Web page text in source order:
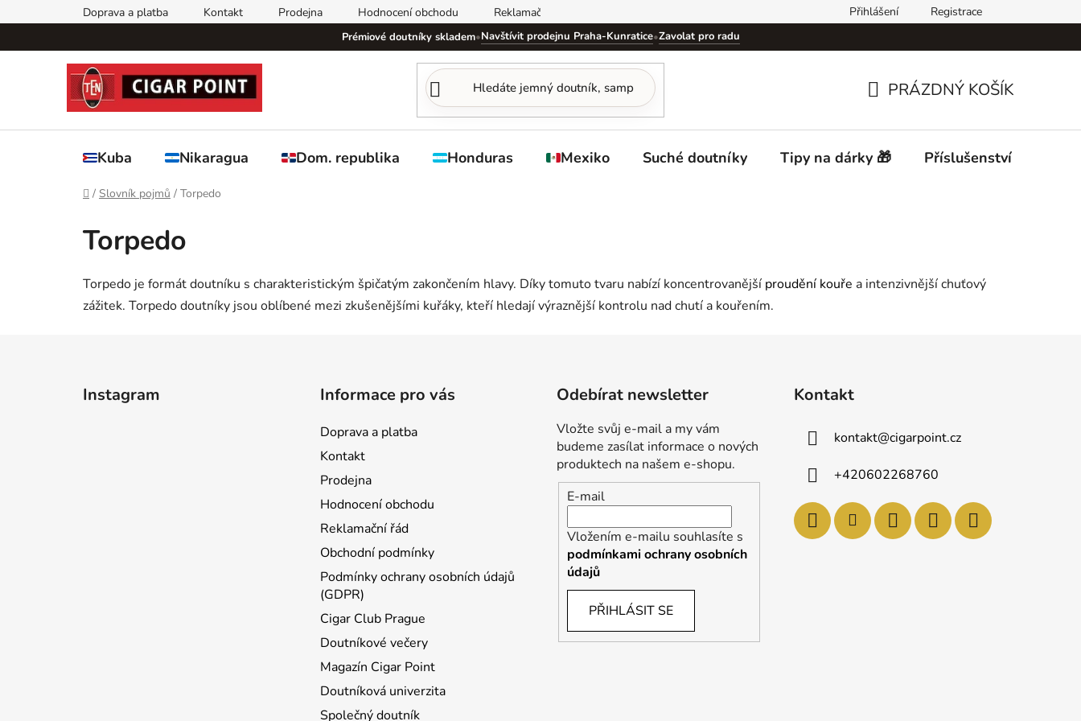
na
Doprava a platba Kontakt Prodejna Hodnocení obchodu Reklamační řád Podmínky ochrany osobních údajů (GDPR)
Přihlášení Registrace
Prémiové doutníky skladem•Navštívit prodejnu Praha-Kunratice•Zavolat pro radu
KOŠÍK
PRÁZDNÝ KOŠÍK
Kuba Nikaragua Dom. republika Honduras Mexiko Suché doutníky Tipy na dárky 🎁 Příslušenství
Domů
/ Slovník pojmů / Torpedo
Torpedo
Torpedo je formát doutníku s charakteristickým špičatým zakončením hlavy. Díky tomuto tvaru nabízí koncentrovanější proudění kouře a intenzivnější chuťový
zážitek. Torpedo doutníky jsou oblíbené mezi zkušenějšími kuřáky, kteří hledají výraznější kontrolu nad chutí a kouřením.
Instagram Informace pro vás
Doprava a platba
Kontakt
Prodejna
Hodnocení obchodu
Reklamační řád
Obchodní podmínky
Podmínky ochrany osobních údajů
(GDPR)
Cigar Club Prague
Doutníkové večery
Magazín Cigar Point
Doutníková univerzita
Společný doutník
Odebírat newsletter
Vložte svůj e-mail a my vám
budeme zasílat informace o nových
produktech na našem e-shopu.
E-mail
Vložením e-mailu souhlasíte s
podmínkami ochrany osobních
údajů
PŘIHLÁSIT SE
Kontakt
kontakt@cigarpoint.cz
+420602268760